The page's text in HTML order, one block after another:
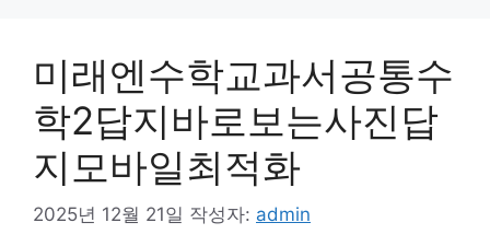
미래엔수학교과서공통수
학2답지바로보는사진답
지모바일최적화
2025년 12월 21일 작성자: admin